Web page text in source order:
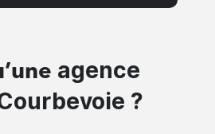
agence
?